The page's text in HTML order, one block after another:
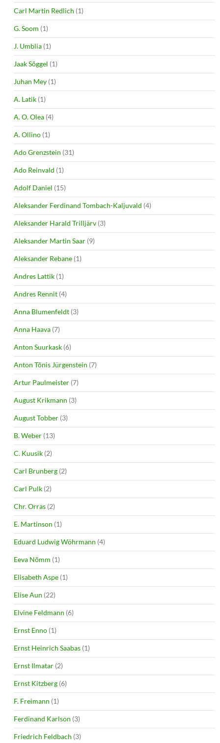
Carl Martin Redlich (1)
G. Soom (1)
J. Umblia (1)
Jaak Sõggel (1)
Juhan Mey (1)
A. Latik (1)
A. O. Olea (4)
A. Ollino (1)
Ado Grenzstein (31)
Ado Reinvald (1)
Adolf Daniel (15)
Aleksander Ferdinand Tombach-Kaljuvald (4)
Aleksander Harald Trilljärv (3)
Aleksander Martin Saar (9)
Aleksander Rebane (1)
Andres Lattik (1)
Andres Rennit (4)
Anna Blumenfeldt (3)
Anna Haava (7)
Anton Suurkask (6)
Anton Tõnis Jürgenstein (7)
Artur Paulmeister (7)
August Krikmann (3)
August Tobber (3)
B. Weber (13)
C. Kuusik (2)
Carl Brunberg (2)
Carl Pulk (2)
Chr. Orras (2)
E. Martinson (1)
Eduard Ludwig Wöhrmann (4)
Eeva Nõmm (1)
Elisabeth Aspe (1)
Elise Aun (22)
Elvine Feldmann (6)
Ernst Enno (1)
Ernst Heinrich Saabas (1)
Ernst Ilmatar (2)
Ernst Kitzberg (6)
F. Freimann (1)
Ferdinand Karlson (3)
Friedrich Feldbach (3)